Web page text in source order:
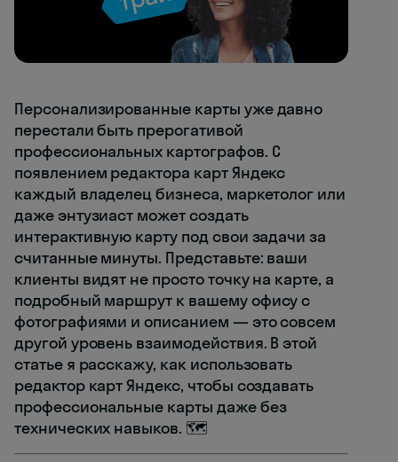
Персонализированные карты уже давно
перестали быть прерогативой
профессиональных картографов. С
появлением редактора карт Яндекс
каждый владелец бизнеса, маркетолог или
даже энтузиаст может создать
интерактивную карту под свои задачи за
считанные минуты. Представьте: ваши
клиенты видят не просто точку на карте, а
подробный маршрут к вашему офису с
фотографиями и описанием — это совсем
другой уровень взаимодействия. В этой
статье я расскажу, как использовать
редактор карт Яндекс, чтобы создавать
профессиональные карты даже без
технических навыков. 🗺️